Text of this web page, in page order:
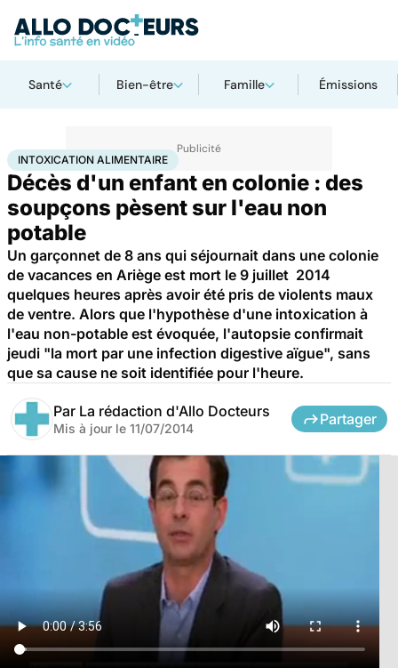
Santé Bien-être Famille Émissions
AccueilSantéIntoxication alimentaire
INTOXICATION ALIMENTAIRE
Décès d'un enfant en colonie : des
soupçons pèsent sur l'eau non
potable
Un garçonnet de 8 ans qui séjournait dans une colonie
de vacances en Ariège est mort le 9 juillet 2014
quelques heures après avoir été pris de violents maux
de ventre. Alors que l'hypothèse d'une intoxication à
l'eau non-potable est évoquée, l'autopsie confirmait
jeudi "la mort par une infection digestive aïgue", sans
que sa cause ne soit identifiée pour l'heure.
Par La rédaction d'Allo Docteurs
Mis à jour le 11/07/2014
Partager